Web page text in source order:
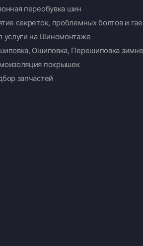
переобувка шин
секреток, проблемных болтов и
услуги на Шиномонтаже
Ошиповка, Перешиповка
покрышек
запчастей